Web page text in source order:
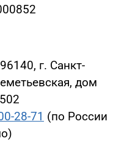
г. Санкт-
дом
28-71 (по России